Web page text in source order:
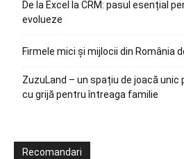
De la Excel la CRM: pasul esențial
evolueze
Firmele mici și mijlocii din România
ZuzuLand – un spațiu de joacă unic
cu grijă pentru întreaga familie
Recomandari